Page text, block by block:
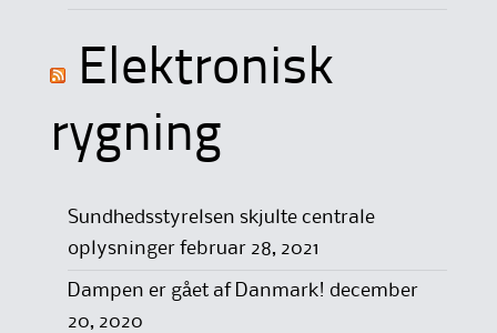
Elektronisk
rygning
Sundhedsstyrelsen skjulte centrale
oplysninger februar 28, 2021
Dampen er gået af Danmark! december
20, 2020